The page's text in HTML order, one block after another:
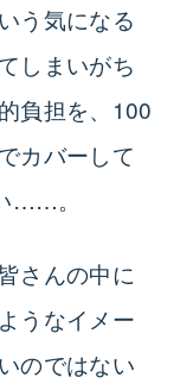
う気になる
しまいがち
負担を、100
カバーして
……。
さんの中に
うなイメー
のではない